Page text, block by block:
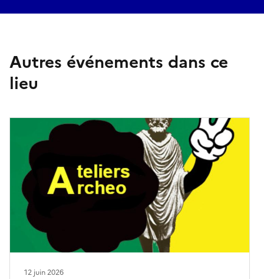
Autres événements dans ce
lieu
12 juin 2026